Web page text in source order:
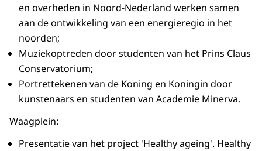
en overheden in Noord-Nederland werken samen
aan de ontwikkeling van een energieregio in het
noorden;
Muziekoptreden door studenten van het Prins Claus
Conservatorium;
Portrettekenen van de Koning en Koningin door
kunstenaars en studenten van Academie Minerva.
Waagplein:
Presentatie van het project 'Healthy ageing'. Healthy